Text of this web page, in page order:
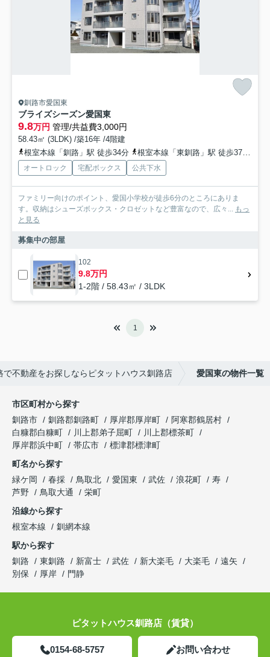
釧路市愛国東
ブライズシーズン愛国東
9.8万円 管理/共益費3,000円
58.43㎡ (3LDK) /築16年 /4階建
根室本線「釧路」駅 徒歩34分
根室本線「東釧路」駅 徒歩37分
オートロック 宅配ボックス 公共下水
ファミリー向けのポイント、愛国小学校が徒歩6分のところにありま
す。収納はシューズボックス・クロゼットなど豊富なので、広々... もっ
と見る
募集中の部屋
102
9.8万円
1-2階 / 58.43㎡ / 3LDK
1
で不動産をお探しならピタットハウス釧路店 愛国東の物件一覧
市区町村から探す
釧路市
釧路郡釧路町 厚岸郡厚岸町
阿寒郡鶴居村
白糠郡白糠町
川上郡弟子屈町
川上郡標茶町
厚岸郡浜中町
帯広市
標津郡標津町
町名から探す
緑ケ岡
春採 鳥取北 愛国東 武佐 浪花町
寿
芦野
鳥取大通
栄町
沿線から探す
根室本線
釧網本線
駅から探す
釧路
東釧路 新富士 武佐 新大楽毛 大楽毛
遠矢
別保
厚岸 門静
ピタットハウス釧路店（賃貸）
0154-68-5757 お問い合わせ